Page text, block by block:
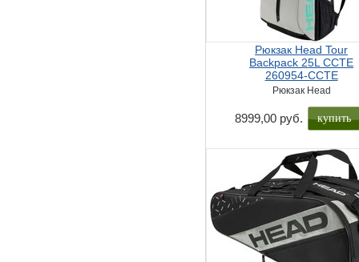
Рюкзак Head Tour
Backpack 25L CCTE
260954-CCTE
Рюкзак Head
8999,00 руб. купить